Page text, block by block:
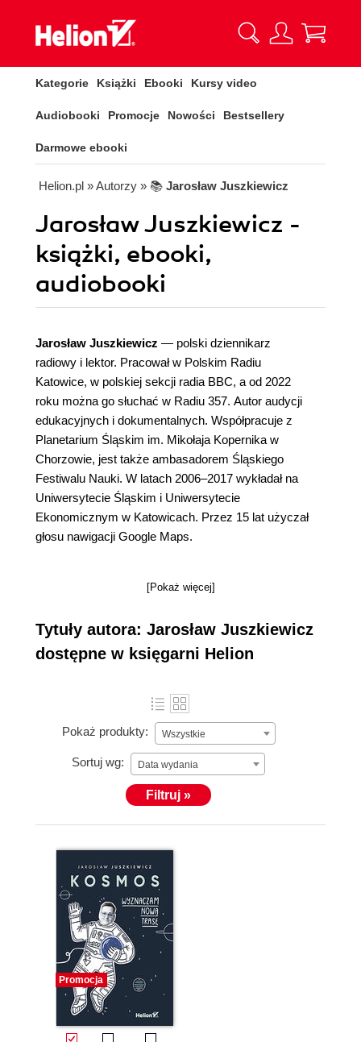
Kategorie Książki Ebooki Kursy video
Audiobooki Promocje Nowości Bestsellery
Darmowe ebooki
Helion.pl » Autorzy » 📚 Jarosław Juszkiewicz
Jarosław Juszkiewicz -
książki, ebooki,
audiobooki
Jarosław Juszkiewicz ― polski dziennikarz
radiowy i lektor. Pracował w Polskim Radiu
Katowice, w polskiej sekcji radia BBC, a od 2022
roku można go słuchać w Radiu 357. Autor audycji
edukacyjnych i dokumentalnych. Współpracuje z
Planetarium Śląskim im. Mikołaja Kopernika w
Chorzowie, jest także ambasadorem Śląskiego
Festiwalu Nauki. W latach 2006–2017 wykładał na
Uniwersytecie Śląskim i Uniwersytecie
Ekonomicznym w Katowicach. Przez 15 lat użyczał
głosu nawigacji Google Maps.
[Pokaż więcej]
Tytuły autora: Jarosław Juszkiewicz
dostępne w księgarni Helion
Pokaż produkty: Wszystkie
Sortuj wg: Data wydania
Filtruj »
Promocja